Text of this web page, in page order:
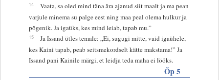
14
Vaata, sa oled mind täna ära ajanud siit maalt ja ma pean
varjule minema su palge eest ning maa peal olema hulkur ja
põgenik. Ja igaüks, kes mind leiab, tapab mu.”
15
Ja Issand ütles temale: „Ei, sugugi mitte, vaid igaühele,
kes Kaini tapab, peab seitsmekordselt kätte makstama!” Ja
Issand pani Kainile märgi, et leidja teda maha ei lööks.
Õp 5